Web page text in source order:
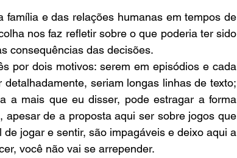
família e das relações humanas em tempos de
nos faz refletir sobre o que poderia ter sido
consequências das decisões.
por dois motivos: serem em episódios e cada
seriam longas linhas de texto;
a mais que eu disser, pode estragar a forma
de a proposta aqui ser sobre jogos que
jogar e sentir, são impagáveis e deixo aqui a
você não vai se arrepender.